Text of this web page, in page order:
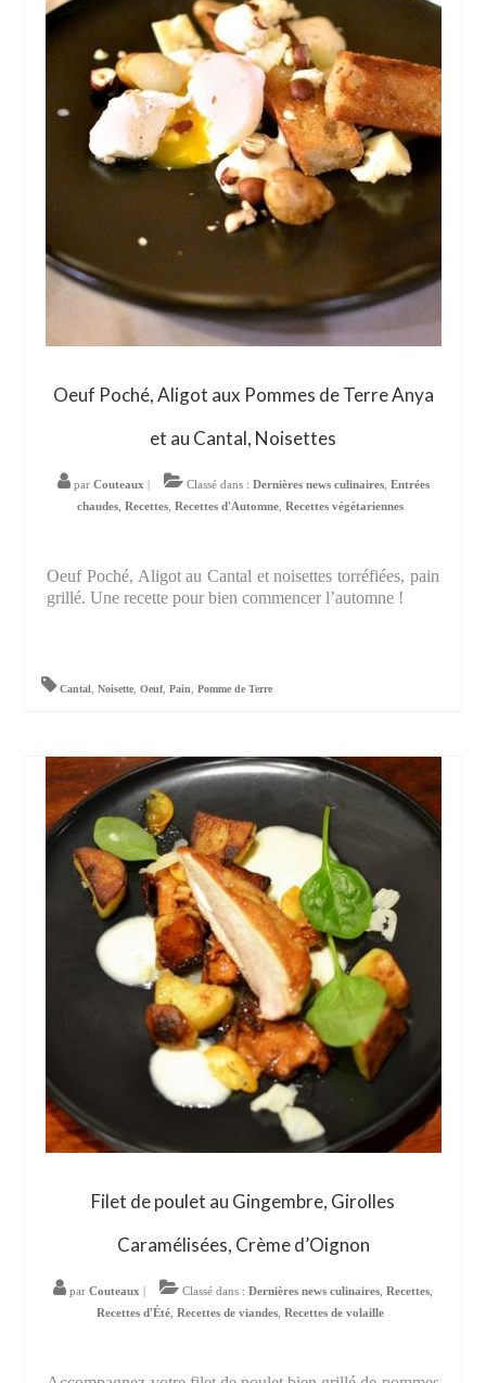
Oeuf Poché, Aligot aux Pommes de Terre Anya
et au Cantal, Noisettes
par Couteaux Classé dans : Dernières news culinaires, Entrées
chaudes Recettes Recettes d'Automne Recettes végétariennes
Oeuf Poché, Aligot au Cantal et noisettes torréfiées, pain
grillé. Une recette pour bien commencer l’automne !
Cantal,Noisette,Oeuf,Pain,Pomme de Terre
Filet de poulet au Gingembre, Girolles
Caramélisées, Crème d’Oignon
par Couteaux Classé dans : Dernières news culinaires Recettes
Recettes d'Été Recettes de viandes Recettes de volaille